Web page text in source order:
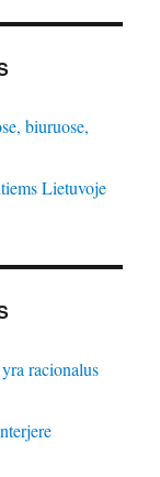
biuruose,
Lietuvoje
racionalus